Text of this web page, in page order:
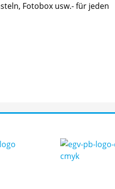
Fotobox usw.- für jeden